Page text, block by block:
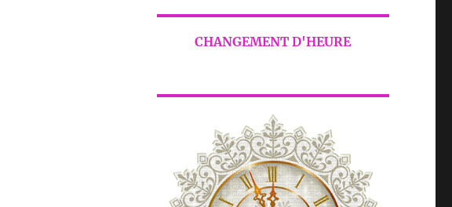
CHANGEMENT D'HEURE